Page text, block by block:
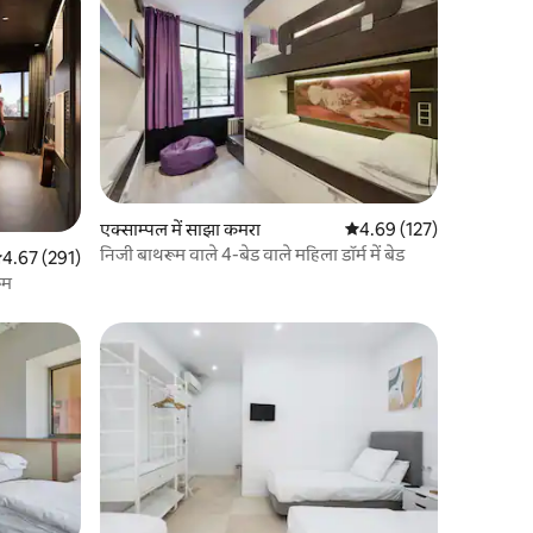
रेटिंग 5 में से 4.67, 291 समीक्षाएँ
4.67 (291)
एक्साम्पल में साझा कमरा औसत रेटिंग 5 में से 4.69,
4.69 (127)
निजी बाथरूम वाले 4-बेड वाले महिला डॉर्म में बेड